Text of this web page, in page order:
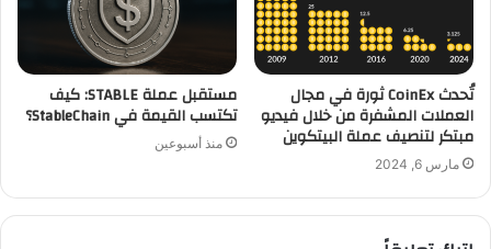
تُحدث CoinEx ثورة في مجال
العملات المشفرة من خلال فيديو
مبتكر لتنصيف عملة البيتكوين
مارس 6, 2024
مستقبل عملة STABLE: كيف
تكتسب القيمة في StableChain؟
منذ أسبوعين